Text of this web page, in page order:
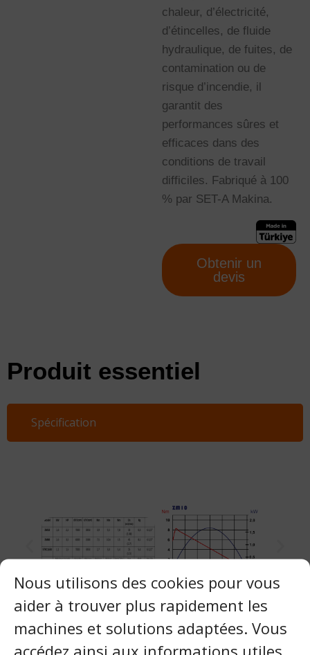
Nous utilisons des cookies pour vous
aider à trouver plus rapidement les
machines et solutions adaptées. Vous
accédez ainsi aux informations utiles
chaleur, d’électricité,
d’étincelles, de fluide
hydraulique, de fuites, de
contamination ou de
risque d’incendie, il
garantit des
performances sûres et
efficaces dans des
conditions de travail
difficiles. Fabriqué à 100
% par SET-A Makina.
Obtenir un
devis
Produit essentiel
Spécification
Vidéo